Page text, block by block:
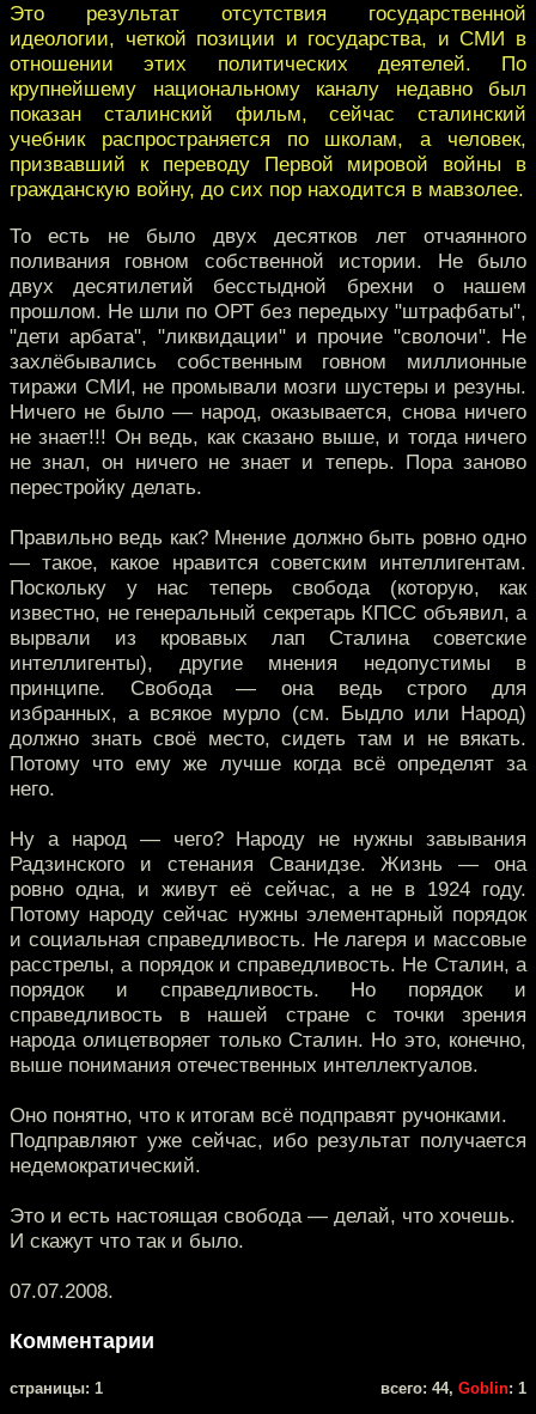
Это результат отсутствия государственной
идеологии, четкой позиции и государства, и СМИ в
отношении этих политических деятелей. По
крупнейшему национальному каналу недавно был
показан сталинский фильм, сейчас сталинский
учебник распространяется по школам, а человек,
призвавший к переводу Первой мировой войны в
гражданскую войну, до сих пор находится в мавзолее.
То есть не было двух десятков лет отчаянного
поливания говном собственной истории. Не было
двух десятилетий бесстыдной брехни о нашем
прошлом. Не шли по ОРТ без передыху "штрафбаты",
"дети арбата", "ликвидации" и прочие "сволочи". Не
захлёбывались собственным говном миллионные
тиражи СМИ, не промывали мозги шустеры и резуны.
Ничего не было — народ, оказывается, снова ничего
не знает!!! Он ведь, как сказано выше, и тогда ничего
не знал, он ничего не знает и теперь. Пора заново
перестройку делать.
Правильно ведь как? Мнение должно быть ровно одно
— такое, какое нравится советским интеллигентам.
Поскольку у нас теперь свобода (которую, как
известно, не генеральный секретарь КПСС объявил, а
вырвали из кровавых лап Сталина советские
интеллигенты), другие мнения недопустимы в
принципе. Свобода — она ведь строго для
избранных, а всякое мурло (см. Быдло или Народ)
должно знать своё место, сидеть там и не вякать.
Потому что ему же лучше когда всё определят за
него.
Ну а народ — чего? Народу не нужны завывания
Радзинского и стенания Сванидзе. Жизнь — она
ровно одна, и живут её сейчас, а не в 1924 году.
Потому народу сейчас нужны элементарный порядок
и социальная справедливость. Не лагеря и массовые
расстрелы, а порядок и справедливость. Не Сталин, а
порядок и справедливость. Но порядок и
справедливость в нашей стране с точки зрения
народа олицетворяет только Сталин. Но это, конечно,
выше понимания отечественных интеллектуалов.
Оно понятно, что к итогам всё подправят ручонками.
Подправляют уже сейчас, ибо результат получается
недемократический.
Это и есть настоящая свобода — делай, что хочешь.
И скажут что так и было.
07.07.2008.
Комментарии
cтраницы: 1 всего: 44, Goblin: 1